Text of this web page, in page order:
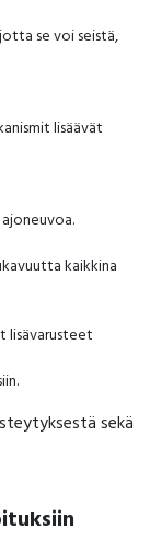
se voi seistä,
lisäävät
kaikkina
lisävarusteet
sekä